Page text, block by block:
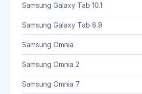
Samsung Galaxy Tab 10.1
Samsung Galaxy Tab 8.9
Samsung Omnia
Samsung Omnia 2
Samsung Omnia 7